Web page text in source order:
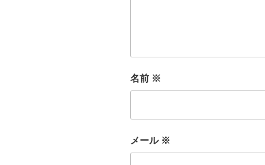
名前 ※
メール ※